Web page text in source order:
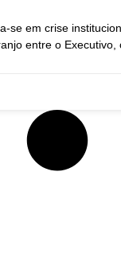
se em crise
entre o